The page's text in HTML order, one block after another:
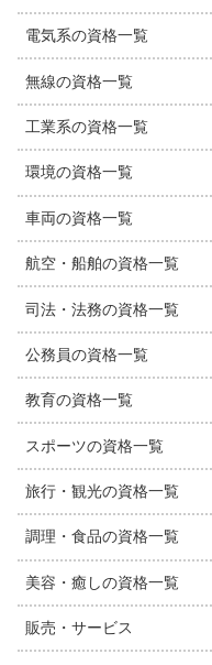
電気系の資格一覧
無線の資格一覧
工業系の資格一覧
環境の資格一覧
車両の資格一覧
航空・船舶の資格一覧
司法・法務の資格一覧
公務員の資格一覧
教育の資格一覧
スポーツの資格一覧
旅行・観光の資格一覧
調理・食品の資格一覧
美容・癒しの資格一覧
販売・サービス